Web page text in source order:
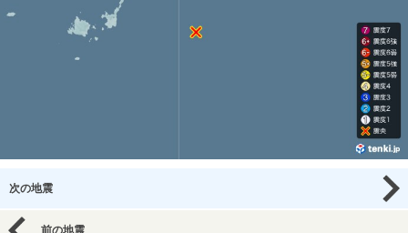
次の地震
前の地震